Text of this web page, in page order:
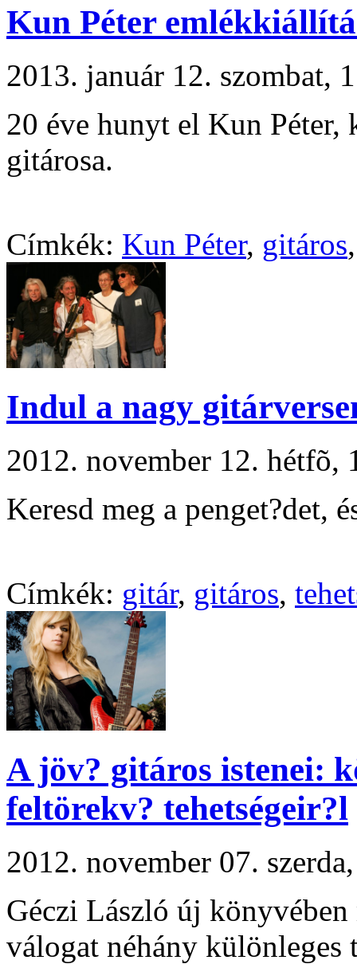
Kun Péter
2013. január 12.
20 éve hunyt el Kun Péter,
gitárosa.
Címkék: Kun Péter, gitáros
Indul a nagy
2012. november 12.
Keresd meg a penget?det,
Címkék: gitár, gitáros,
A jöv? gitáros istenei:
feltörekv? tehetségeir?l
2012. november 07.
Géczi László új
válogat néhány különleges